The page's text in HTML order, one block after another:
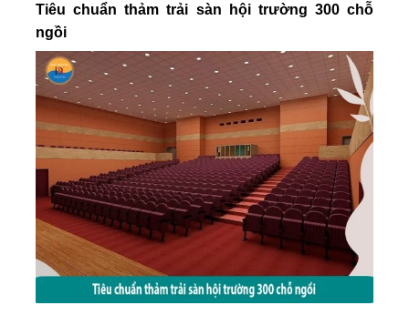
Tiêu chuẩn thảm trải sàn hội trường 300 chỗ
ngồi